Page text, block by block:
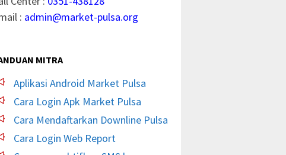
: admin@market-pulsa.org
MITRA
Aplikasi Android Market Pulsa
Cara Login Apk Market Pulsa
Cara Mendaftarkan Downline Pulsa
Cara Login Web Report